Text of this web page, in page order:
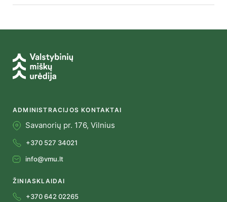
ADMINISTRACIJOS KONTAKTAI
Savanorių pr. 176, Vilnius
+370 527 34021
info@vmu.lt
ŽINIASKLAIDAI
+370 642 02265